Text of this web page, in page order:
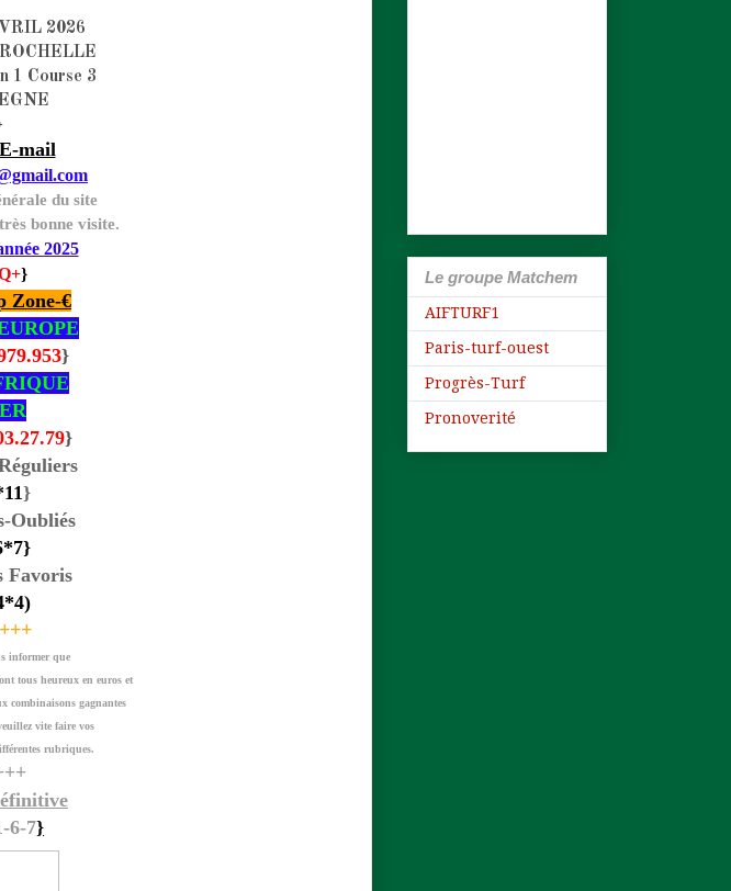
2026
1 Course 3
mail
du site
bonne visite.
2025
}
Zone-€
}
}
}
Oubliés
*7}
Favoris
*4)
informer que
tous heureux en euros et
combinaisons gagnantes
vite faire vos
rubriques.
6-7}
Le groupe Matchem
AIFTURF1
Paris-turf-ouest
Progrès-Turf
Pronoverité